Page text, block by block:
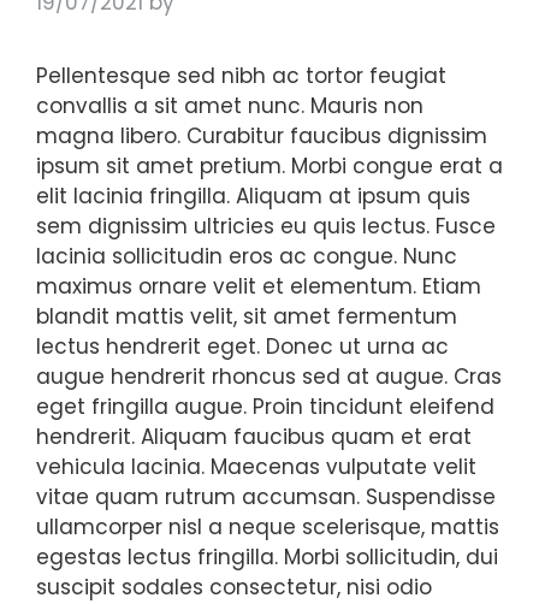
Pellentesque sed nibh ac tortor feugiat
convallis a sit amet nunc. Mauris non
magna libero. Curabitur faucibus dignissim
ipsum sit amet pretium. Morbi congue erat a
elit lacinia fringilla. Aliquam at ipsum quis
sem dignissim ultricies eu quis lectus. Fusce
lacinia sollicitudin eros ac congue. Nunc
maximus ornare velit et elementum. Etiam
blandit mattis velit, sit amet fermentum
lectus hendrerit eget. Donec ut urna ac
augue hendrerit rhoncus sed at augue. Cras
eget fringilla augue. Proin tincidunt eleifend
hendrerit. Aliquam faucibus quam et erat
vehicula lacinia. Maecenas vulputate velit
vitae quam rutrum accumsan. Suspendisse
ullamcorper nisl a neque scelerisque, mattis
egestas lectus fringilla. Morbi sollicitudin, dui
suscipit sodales consectetur, nisi odio